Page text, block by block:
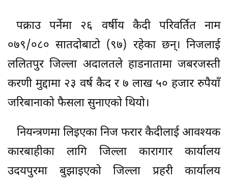
पक्राउ पर्नेमा २६ वर्षीय कैदी परिवर्तित नाम
०७९/०८० सातदोबाटो (९७) रहेका छन्। निजलाई
ललितपुर जिल्ला अदालतले हाडनातामा जबरजस्ती
करणी मुद्दामा २३ वर्ष कैद र ७ लाख ५० हजार रुपैयाँ
जरिबानाको फैसला सुनाएको थियो।
नियन्त्रणमा लिइएका निज फरार कैदीलाई आवश्यक
कारबाहीका लागि जिल्ला कारागार कार्यालय
उदयपुरमा बुझाइएको जिल्ला प्रहरी कार्यालय